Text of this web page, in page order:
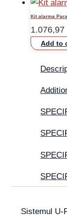
Kit alarma
1.076,97
Add to
Sistemul U-